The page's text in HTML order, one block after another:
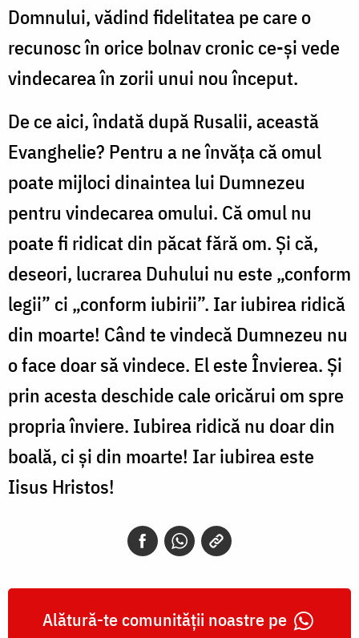
Domnului, vădind fidelitatea pe care o
recunosc în orice bolnav cronic ce-și vede
vindecarea în zorii unui nou început.
De ce aici, îndată după Rusalii, această
Evanghelie? Pentru a ne învăța că omul
poate mijloci dinaintea lui Dumnezeu
pentru vindecarea omului. Că omul nu
poate fi ridicat din păcat fără om. Și că,
deseori, lucrarea Duhului nu este „conform
legii” ci „conform iubirii”. Iar iubirea ridică
din moarte! Când te vindecă Dumnezeu nu
o face doar să vindece. El este Învierea. Și
prin acesta deschide cale oricărui om spre
propria înviere. Iubirea ridică nu doar din
boală, ci și din moarte! Iar iubirea este
Iisus Hristos!
Alătură-te comunității noastre pe